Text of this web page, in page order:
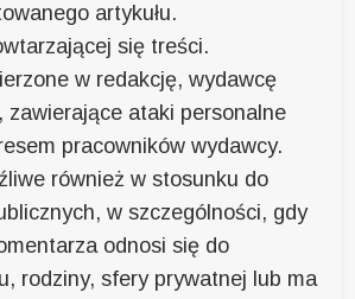
artykułu.
się treści.
w redakcję, wydawcę
zawierające ataki personalne
pracowników wydawcy.
również w stosunku do
w szczególności, gdy
odnosi się do
rodziny, sfery prywatnej lub ma